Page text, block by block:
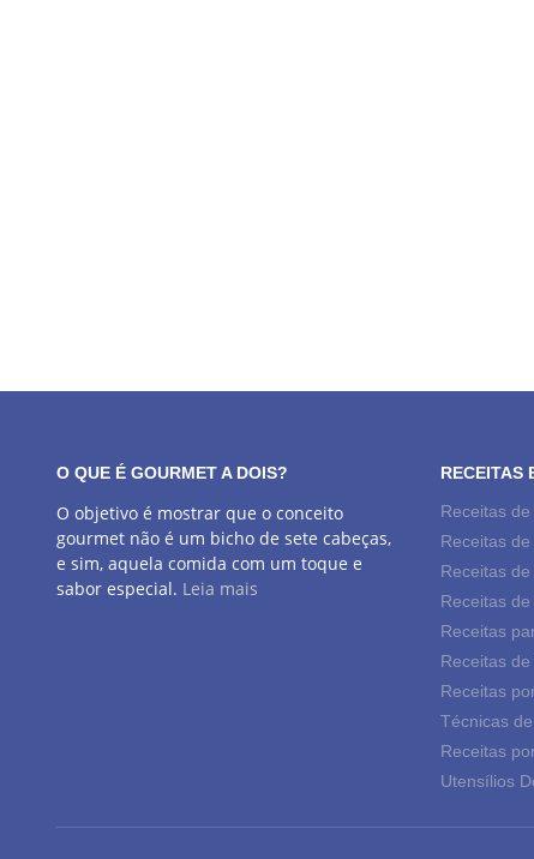
O QUE É GOURMET A DOIS?
O objetivo é mostrar que o conceito
gourmet não é um bicho de sete cabeças,
e sim, aquela comida com um toque e
sabor especial. Leia mais
RECEITAS
Receitas
Receitas
Receitas
Receitas
Receitas
Receitas
Receitas
Técnicas
Receitas
Utensílios